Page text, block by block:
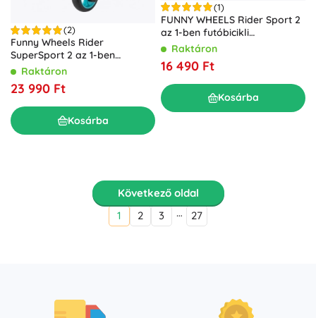
(2)
Funny Wheels Rider
SuperSport 2 az 1-ben
futóbicikli hevederrel – Fehér–
Raktáron
23 990 Ft
Kosárba
(1)
FUNNY WHEELS Rider Sport 2
az 1-ben futóbicikli
gyerekeknek – Kék
Raktáron
16 490 Ft
Kosárba
Következő oldal
1
2 3 … 27